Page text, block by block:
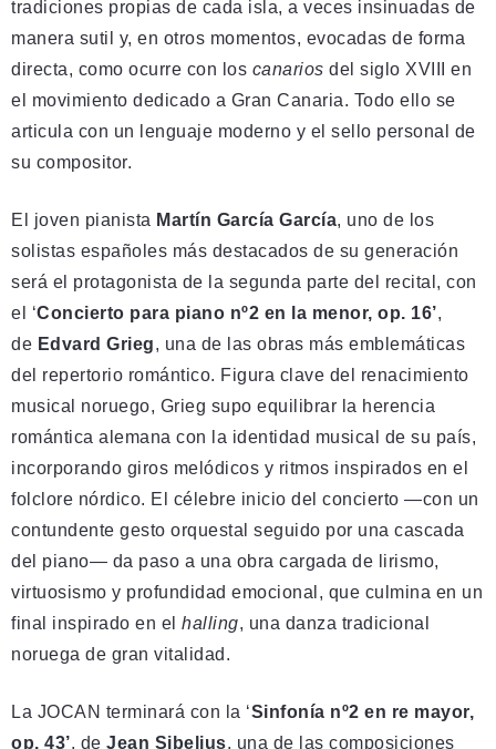
tradiciones propias de cada isla, a veces insinuadas de
manera sutil y, en otros momentos, evocadas de forma
directa, como ocurre con los canarios del siglo XVIII en
el movimiento dedicado a Gran Canaria. Todo ello se
articula con un lenguaje moderno y el sello personal de
su compositor.
El joven pianista Martín García García, uno de los
solistas españoles más destacados de su generación
será el protagonista de la segunda parte del recital, con
el ‘Concierto para piano nº2 en la menor, op. 16’,
de Edvard Grieg, una de las obras más emblemáticas
del repertorio romántico. Figura clave del renacimiento
musical noruego, Grieg supo equilibrar la herencia
romántica alemana con la identidad musical de su país,
incorporando giros melódicos y ritmos inspirados en el
folclore nórdico. El célebre inicio del concierto —con un
contundente gesto orquestal seguido por una cascada
del piano— da paso a una obra cargada de lirismo,
virtuosismo y profundidad emocional, que culmina en un
final inspirado en el halling, una danza tradicional
noruega de gran vitalidad.
La JOCAN terminará con la ‘Sinfonía nº2 en re mayor,
op. 43’, de Jean Sibelius, una de las composiciones